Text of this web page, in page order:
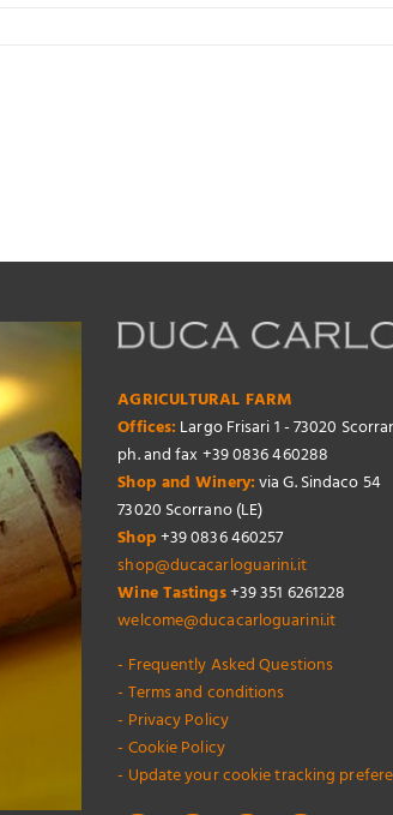
AGRICULTURAL FARM
Offices: Largo Frisari 1 - 73020
ph. and fax +39 0836 460288
Shop and Winery:via G. Sindaco 54
73020 Scorrano (LE)
Shop+39 0836 460257
shop@ducacarloguarini.it
Wine Tastings+39 351 6261228
welcome@ducacarloguarini.it
- Frequently Asked Questions
- Terms and conditions
- Privacy Policy
- Cookie Policy
- Update your cookie tracking